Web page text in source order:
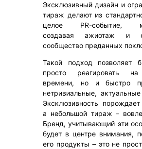
Эксклюзивный дизайн и
тираж делают из
целое PR-событие,
создавая ажиотаж и
сообщество преданных
Такой подход позволяет
просто реагировать
времени, но и быстро
нетривиальные,
Эксклюзивность
а небольшой тираж –
Бренд, учитывающий эти
будет в центре внимания,
его продукты – это не